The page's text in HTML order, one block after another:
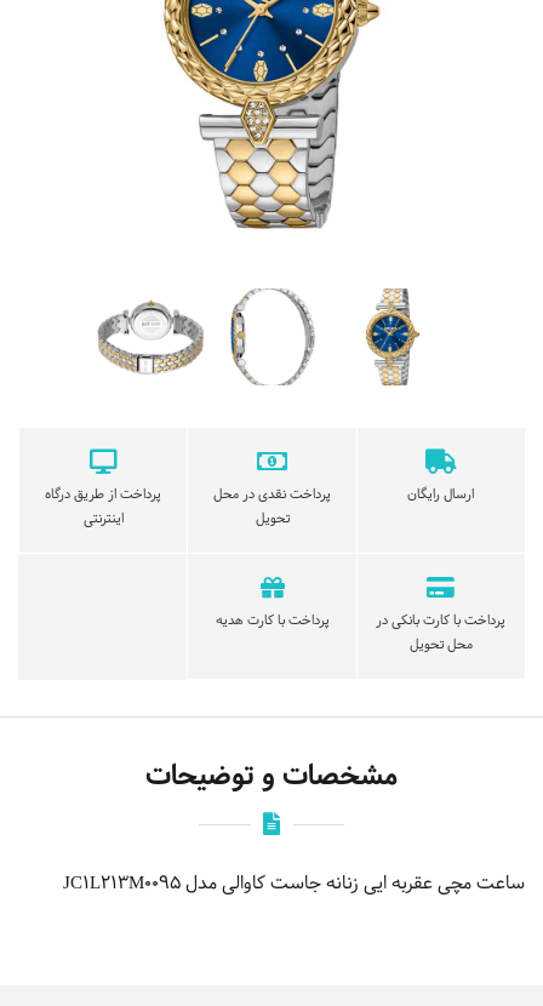
ارسال رایگان
پرداخت نقدی در محل
تحویل
پرداخت از طریق درگاه
اینترنتی
پرداخت با کارت بانکی در
محل تحویل
پرداخت با کارت هدیه
مشخصات و توضیحات
ساعت مچی عقربه ایی زنانه جاست کاوالی مدل JC1L213M0095